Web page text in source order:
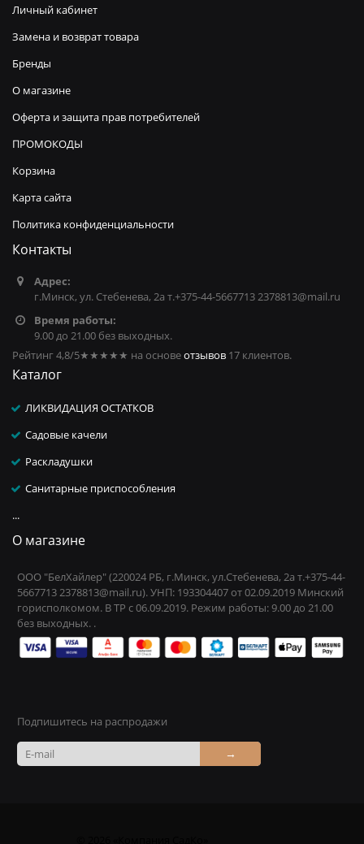
Личный кабинет
Замена и возврат товара
Бренды
О магазине
Оферта и защита прав потребителей
ПРОМОКОДЫ
Корзина
Карта сайта
Политика конфиденциальности
Контакты
Адрес:
г.Минск, ул. Стебенева, 2а т.+375-44-5667713 2378813@mail.ru
Время работы:
9.00 до 21.00 без выходных.
Рейтинг 4,8/5★★★★★ на основеотзывов 17 клиентов.
Каталог
ЛИКВИДАЦИЯ ОСТАТКОВ
Садовые качели
Раскладушки
Санитарные приспособления
...
О магазине
ООО "БелХайлер" (220024 РБ, г.Минск, ул.Стебенева, 2а т.+375-44-
5667713 2378813@mail.ru). УНП: 193304407 от 02.09.2019 Минский
горисполкомом. В ТР с 06.09.2019. Режим работы: 9.00 до 21.00
без выходных. .
Подпишитесь на распродажи
→